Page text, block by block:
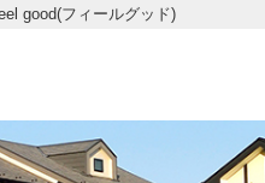
good(フィールグッド)